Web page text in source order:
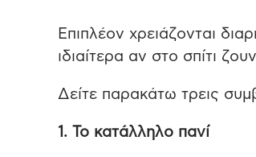
Επιπλέον χρειάζονται
ιδιαίτερα αν στο σπίτι
Δείτε παρακάτω τρεις
1. Το κατάλληλο πανί